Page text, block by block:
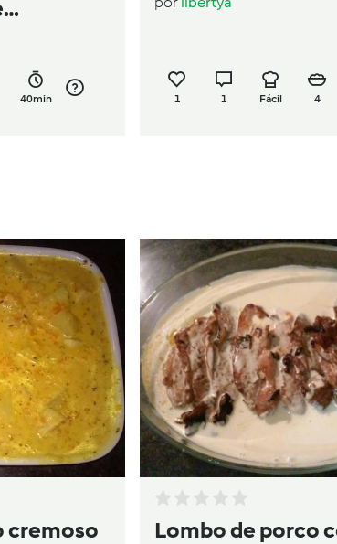
40min 1 1 Fácil 4
cremoso
Lombo de porco